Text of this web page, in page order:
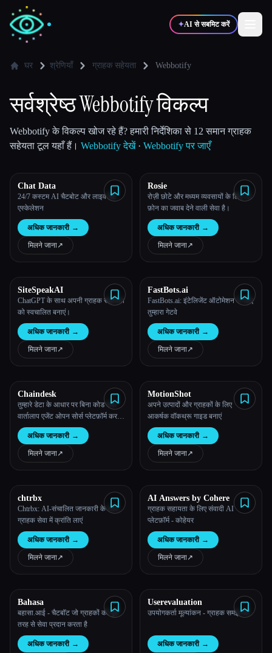
✦AI से सबमिट करें
✍️
💻डेवलपर्स 📈मार्केटर्स
ब्लॉग
सभी श्रेणियाँ
हमारे बारे में
Esc
घर श्रेणियाँ ग्राहक सहेयता Webbotify
सर्वश्रेष्ठ Webbotify विकल्प
Webbotify के विकल्प खोज रहे हैं? हमारी निर्देशिका से 12 समान ग्राहक
सहेयता टूल यहाँ हैं। Webbotify देखें· Webbotify पर जाएँ
Chat Data
24/7 कस्टम AI चैटबोट और लाइव चैट
एस्केलेशन
अधिक जानकारी →
मिलने जाना↗︎
Rosie
रोज़ी छोटे और मध्यम व्यवसायों के लिए AI
फ़ोन का जवाब देने वाली सेवा है।
अधिक जानकारी →
मिलने जाना↗︎
SiteSpeakAI
ChatGPT के साथ अपनी ग्राहक सहायता
को स्वचालित बनाएं।
अधिक जानकारी →
मिलने जाना↗︎
FastBots.ai
FastBots.ai: इंटेलिजेंट ऑटोमेशन के लिए
तुम्हारा गेटवे
अधिक जानकारी →
मिलने जाना↗︎
Chaindesk
तुम्हारे डेटा के आधार पर बिना कोड वाले
वार्तालाप एजेंट ओपन सोर्स प्लेटफ़ॉर्म करते
हैं।
अधिक जानकारी →
मिलने जाना↗︎
MotionShot
अपने उत्पादों और ग्राहकों के लिए
आकर्षक वॉकथ्रू गाइड बनाएं
अधिक जानकारी →
मिलने जाना↗︎
chtrbx
Chtrbx: AI-संचालित जानकारी के साथ
ग्राहक सेवा में क्रांति लाएं
अधिक जानकारी →
मिलने जाना↗︎
AI Answers by Cohere
ग्राहक सहायता के लिए संवादी AI
प्लेटफ़ॉर्म - कोहेयर
अधिक जानकारी →
मिलने जाना↗︎
Bahasa
बहासा.आई - चैटबॉट जो ग्राहकों को पूरी
तरह से सेवा प्रदान करता है
अधिक जानकारी →
Userevaluation
उपयोगकर्ता मूल्यांकन - ग्राहक समझ मंच
अधिक जानकारी →